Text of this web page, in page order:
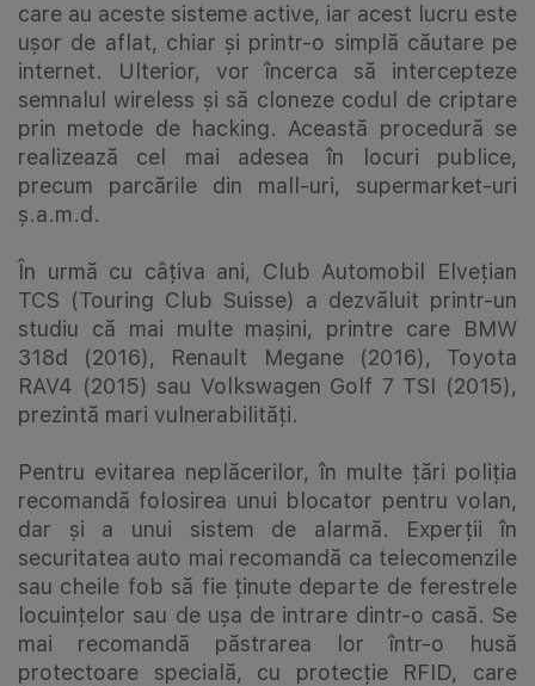
care au aceste sisteme active, iar acest lucru este
ușor de aflat, chiar și printr-o simplă căutare pe
internet. Ulterior, vor încerca să intercepteze
semnalul wireless și să cloneze codul de criptare
prin metode de hacking. Această procedură se
realizează cel mai adesea în locuri publice,
precum parcările din mall-uri, supermarket-uri
ș.a.m.d.
În urmă cu câțiva ani, Club Automobil Elvețian
TCS (Touring Club Suisse) a dezvăluit printr-un
studiu că mai multe mașini, printre care BMW
318d (2016), Renault Megane (2016), Toyota
RAV4 (2015) sau Volkswagen Golf 7 TSI (2015),
prezintă mari vulnerabilități.
Pentru evitarea neplăcerilor, în multe țări poliția
recomandă folosirea unui blocator pentru volan,
dar și a unui sistem de alarmă. Experții în
securitatea auto mai recomandă ca telecomenzile
sau cheile fob să fie ținute departe de ferestrele
locuințelor sau de ușa de intrare dintr-o casă. Se
mai recomandă păstrarea lor într-o husă
protectoare specială, cu protecție RFID, care